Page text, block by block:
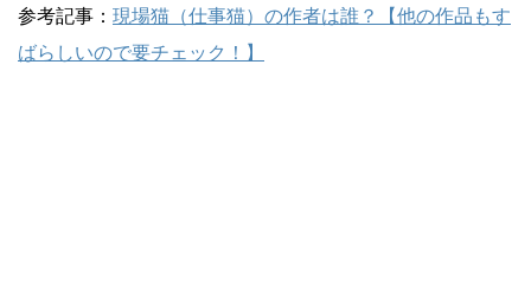
参考記事： 現場猫（仕事猫）の作者は誰？【他の作品もす
ばらしいので要チェック！】